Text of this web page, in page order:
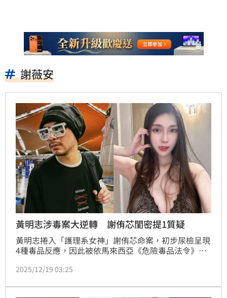
謝薇安
黃明志涉毒案大逆轉 謝侑芯閨密提1質疑
黃明志捲入「護理系女神」謝侑芯命案，初步尿檢呈現
4種毒品反應，因此被依馬來西亞《危險毒品法令》
2個月，案情昨（18）日出現大逆轉，最新尿檢結果顯
奶媽」謝薇安也忍不住提出質疑。
2025/12/19 03:25